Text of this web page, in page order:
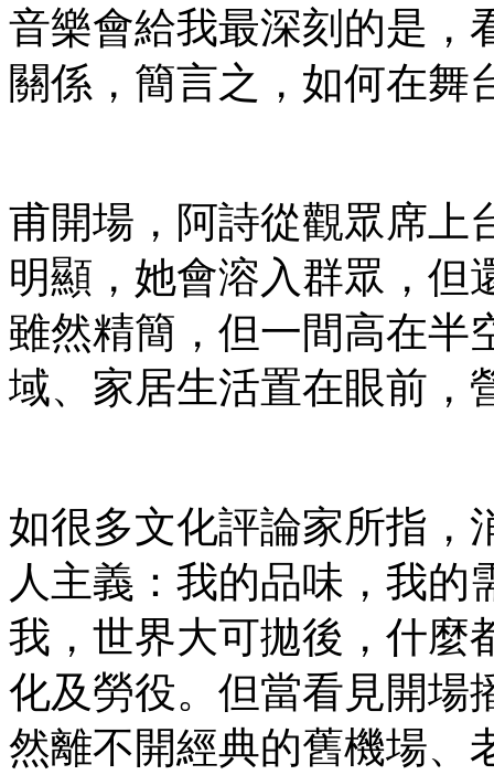
音樂會給我最深刻的是，
關係，簡言之，如何在舞
甫開場，阿詩從觀眾席上
明顯，她會溶入群眾，但
雖然精簡，但一間高在半
域、家居生活置在眼前，
如很多文化評論家所指，
人主義：我的品味，我的
我，世界大可拋後，什麼
化及勞役。但當看見開場
然離不開經典的舊機場、